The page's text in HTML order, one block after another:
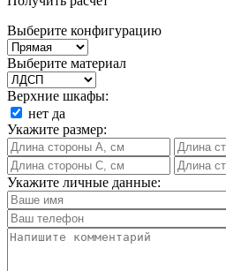
Выберите конфигурацию
Выберите материал
Верхние шкафы:
нет да
Укажите размер:
Укажите личные данные: